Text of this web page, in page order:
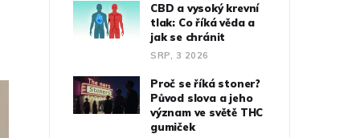
CBD a vysoký krevní
tlak: Co říká věda a
jak se chránit
SRP, 3 2026
Proč se říká stoner?
Původ slova a jeho
význam ve světě THC
gumiček